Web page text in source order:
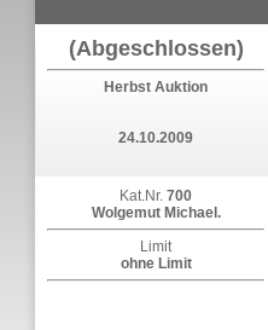
(Abgeschlossen)
Herbst Auktion
24.10.2009
Kat.Nr. 700
Wolgemut Michael.
Limit
ohne Limit